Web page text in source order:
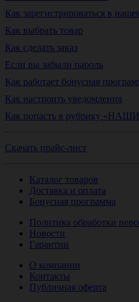
Как зарегистрироваться в
Как выбрать товар
Как сделать заказ
Если вы забыли пароль
Как работает бонусная
Как настроить уведомления
Как попасть в рубрику
Скачать прайс-лист
Каталог товаров
Доставка и оплата
Бонусная программа
Политика обработки
Новости
Гарантии
О компании
Контакты
Публичная оферта